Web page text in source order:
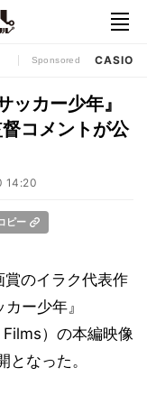
Sponsored CASIO
ッカー少年』
コメントが公
14:20
ピー
のイラク代表作
ー少年』
）の本編映像
なった。